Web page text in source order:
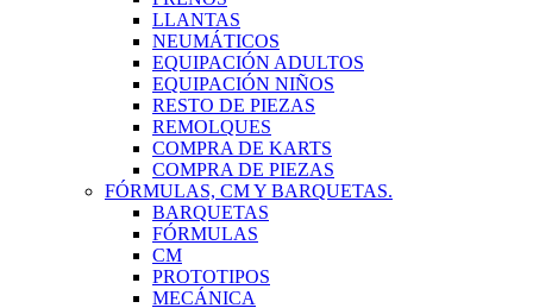
LLANTAS
NEUMÁTICOS
EQUIPACIÓN ADULTOS
EQUIPACIÓN NIÑOS
RESTO DE PIEZAS
REMOLQUES
COMPRA DE KARTS
COMPRA DE PIEZAS
FÓRMULAS, CM Y BARQUETAS.
BARQUETAS
FÓRMULAS
CM
PROTOTIPOS
MECÁNICA